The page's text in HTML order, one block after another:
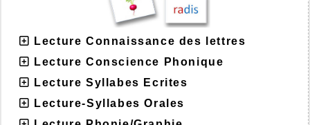
Lecture Connaissance des lettres
Lecture Conscience Phonique
Lecture Syllabes Ecrites
Lecture-Syllabes Orales